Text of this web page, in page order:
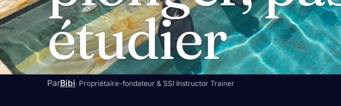
étudier
ParBibi· Propriétaire-fondateur & SSI Instructor Trainer